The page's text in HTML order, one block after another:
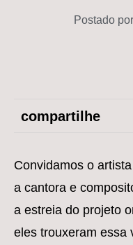
Postado
compartilhe
Convidamos o
a cantora e
a estreia do projeto
eles trouxeram essa